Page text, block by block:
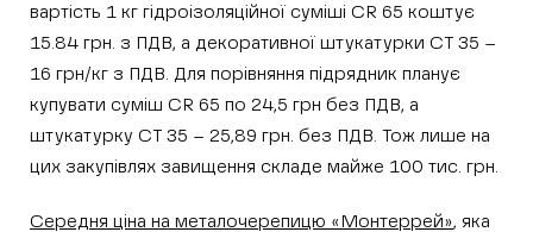
вартість 1 кг гідроізоляційної суміші CR 65 коштує
15.84 грн. з ПДВ, а декоративної штукатурки СТ 35 –
16 грн/кг з ПДВ. Для порівняння підрядник планує
купувати суміш CR 65 по 24,5 грн без ПДВ, а
штукатурку СТ 35 – 25,89 грн. без ПДВ. Тож лише на
цих закупівлях завищення складе майже 100 тис. грн.
Середня ціна на металочерепицю «Монтеррей», яка